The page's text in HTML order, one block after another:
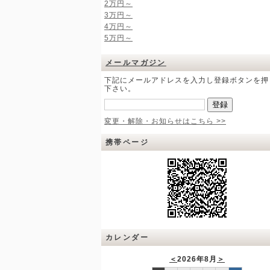
2万円～
3万円～
4万円～
5万円～
メールマガジン
下記にメールアドレスを入力し登録ボタンを
下さい。
変更・解除・お知らせはこちら >>
携帯ページ
カレンダー
＜ 2026年8月 ＞